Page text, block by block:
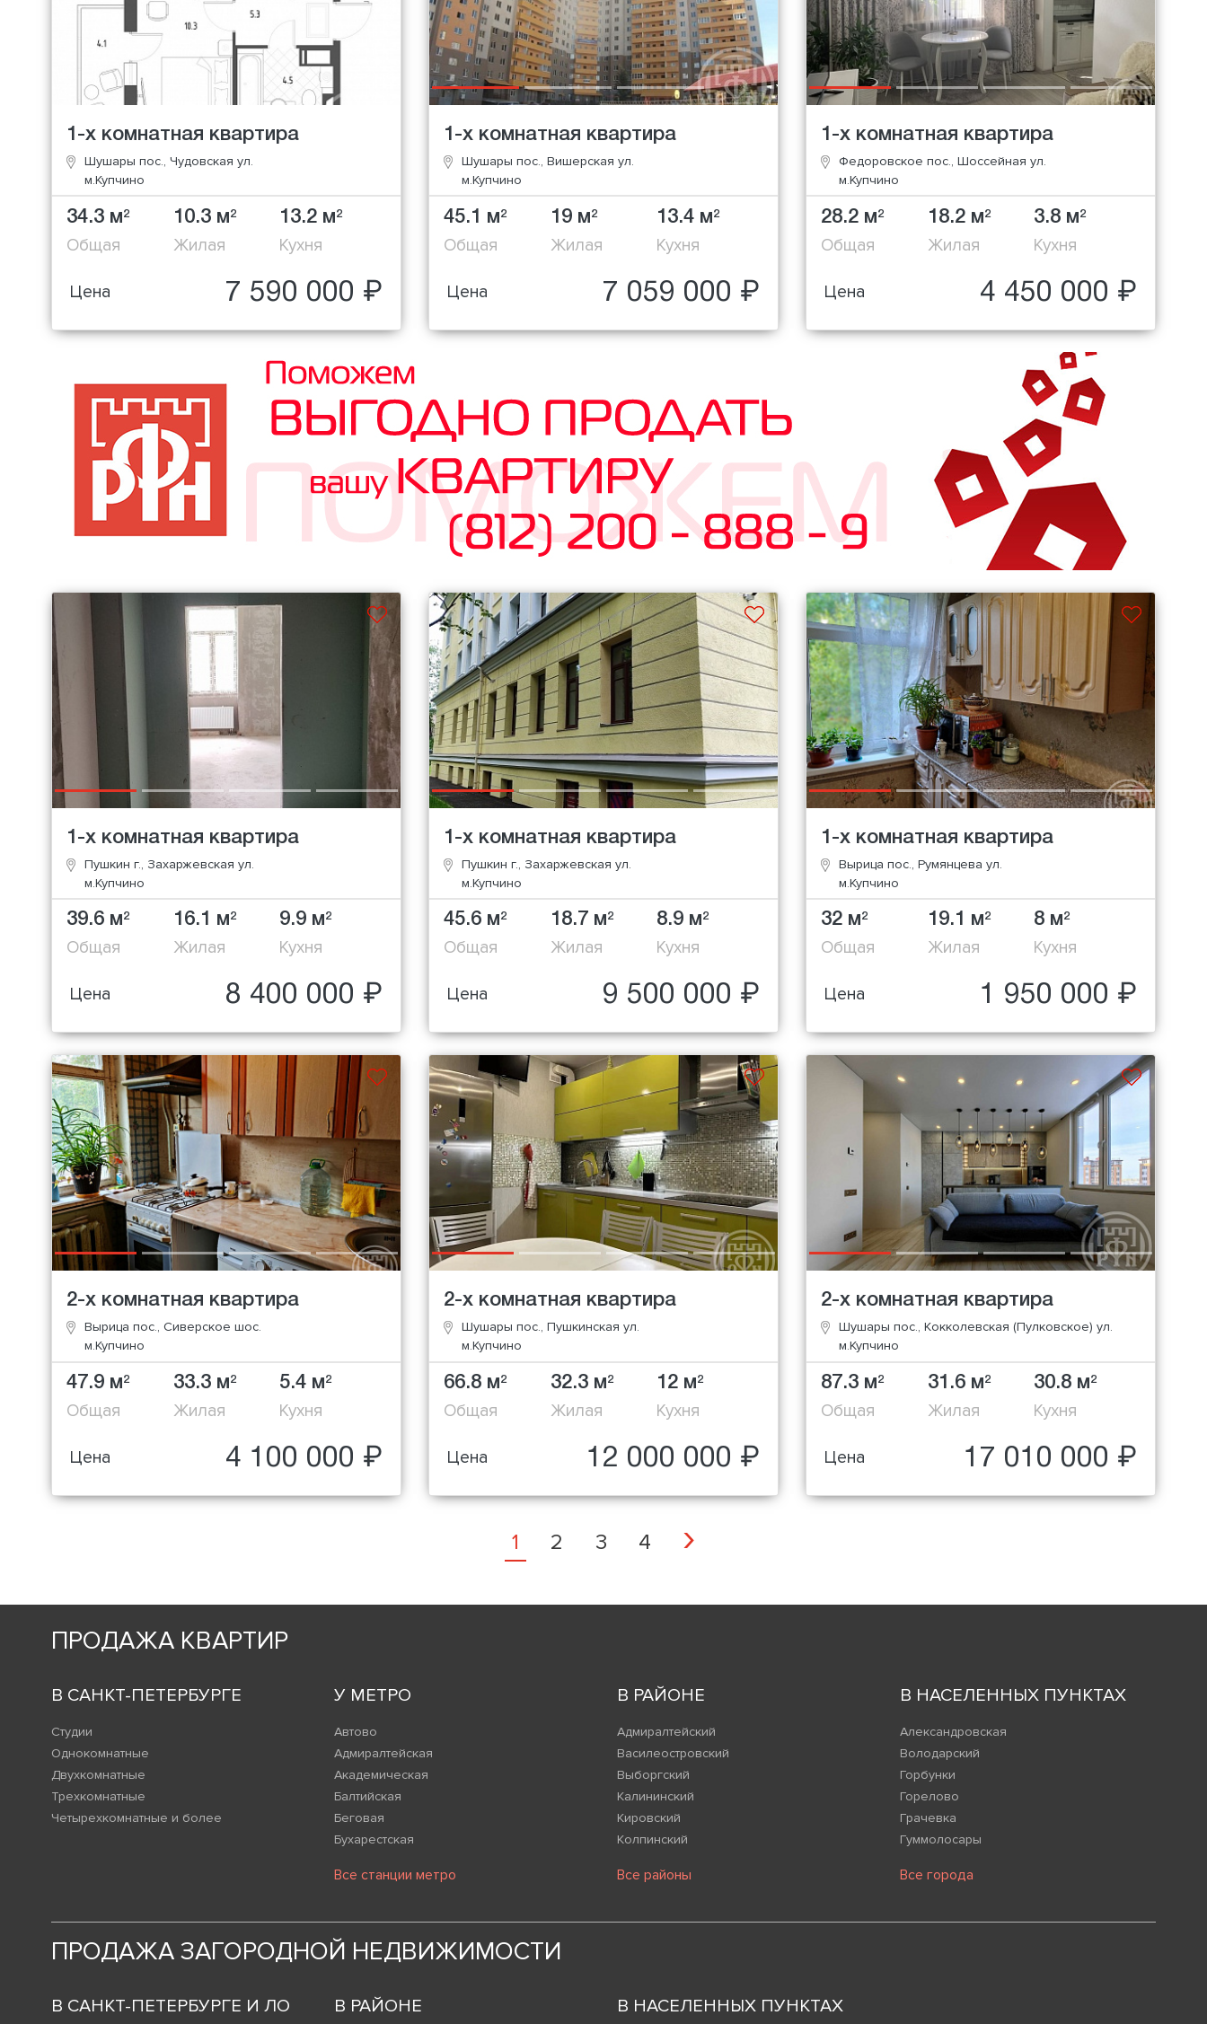
1-х комнатная квартира
Шушары пос., Чудовская ул.
м.Купчино
34.3 м2
Общая
10.3 м2
Жилая
13.2 м2
Кухня
Цена 7 590 000 ₽
1-х комнатная квартира
Шушары пос., Вишерская ул.
м.Купчино
45.1 м2
Общая
19 м2
Жилая
13.4 м2
Кухня
Цена 7 059 000 ₽
1-х комнатная квартира
Федоровское пос., Шоссейная ул.
м.Купчино
28.2 м2
Общая
18.2 м2
Жилая
3.8 м2
Кухня
Цена 4 450 000 ₽
1-х комнатная квартира
Пушкин г., Захаржевская ул.
м.Купчино
39.6 м2
Общая
16.1 м2
Жилая
9.9 м2
Кухня
Цена 8 400 000 ₽
1-х комнатная квартира
Пушкин г., Захаржевская ул.
м.Купчино
45.6 м2
Общая
18.7 м2
Жилая
8.9 м2
Кухня
Цена 9 500 000 ₽
1-х комнатная квартира
Вырица пос., Румянцева ул.
м.Купчино
32 м2
Общая
19.1 м2
Жилая
8 м2
Кухня
Цена 1 950 000 ₽
2-х комнатная квартира
Вырица пос., Сиверское шос.
м.Купчино
47.9 м2
Общая
33.3 м2
Жилая
5.4 м2
Кухня
Цена 4 100 000 ₽
2-х комнатная квартира
Шушары пос., Пушкинская ул.
м.Купчино
66.8 м2
Общая
32.3 м2
Жилая
12 м2
Кухня
Цена 12 000 000 ₽
2-х комнатная квартира
Шушары пос., Кокколевская (Пулковское) ул.
м.Купчино
87.3 м2
Общая
31.6 м2
Жилая
30.8 м2
Кухня
Цена 17 010 000 ₽
1 2 3 4 ›Next
ПРОДАЖА КВАРТИР
В САНКТ-ПЕТЕРБУРГЕ
Студии
Однокомнатные
Двухкомнатные
Трехкомнатные
Четырехкомнатные и более
У МЕТРО
Автово
Адмиралтейская
Академическая
Балтийская
Беговая
Бухарестская
Все станции метро
В РАЙОНЕ
Адмиралтейский
Василеостровский
Выборгский
Калининский
Кировский
Колпинский
Все районы
В НАСЕЛЕННЫХ ПУНКТАХ
Александровская
Володарский
Горбунки
Горелово
Грачевка
Гуммолосары
Все города
ПРОДАЖА ЗАГОРОДНОЙ НЕДВИЖИМОСТИ
В САНКТ-ПЕТЕРБУРГЕ И ЛО В РАЙОНЕ В НАСЕЛЕННЫХ ПУНКТАХ